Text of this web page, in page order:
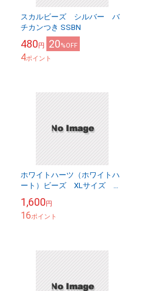
スカルビーズ シルバー バ
チカンつき SSBN
480円 20%OFF
4ポイント
ホワイトハーツ（ホワイトハ
ート）ビーズ XLサイズ ア
1,600円
16ポイント